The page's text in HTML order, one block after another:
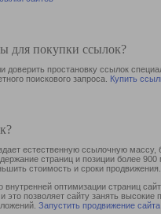
для покупки ссылок?
доверить простановку ссылок
поискового запроса. Купить
естественную ссылочную
страниц и позиции более
стоимость и сроки продвижения.
оптимизации страниц
позволяет сайту занять
Запустить продвижение сайта